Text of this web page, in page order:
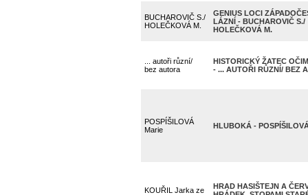
BUCHAROVIČ S./
HOLEČKOVÁ M.
GENIUS LOCI
LÁZNÍ - BUCHAROVIČ S./
HOLEČKOVÁ M.
... autoři různí/
bez autora
HISTORICKÝ ŽATEC
- ... AUTOŘI RŮZNÍ/ BEZ
POSPÍŠILOVÁ
Marie
HLUBOKÁ -
KOUŘIL Jarka ze
HRAD HASIŠTEJN A